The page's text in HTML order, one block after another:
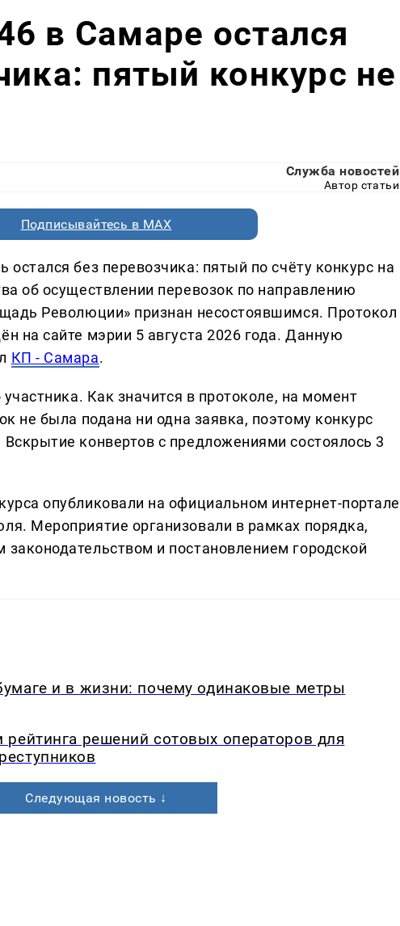
в Самаре остался
пятый конкурс не
Служба новостей
Автор статьи
Подписывайтесь в MAX
без перевозчика: пятый по счёту конкурс на
об осуществлении перевозок по направлению
Революции» признан несостоявшимся. Протокол
на сайте мэрии 5 августа 2026 года. Данную
КП - Самара.
Как значится в протоколе, на момент
не была подана ни одна заявка, поэтому конкурс
конвертов с предложениями состоялось 3
опубликовали на официальном интернет-портале
Мероприятие организовали в рамках порядка,
и постановлением городской
и в жизни: почему одинаковые метры
решений сотовых операторов для
Следующая новость ↓